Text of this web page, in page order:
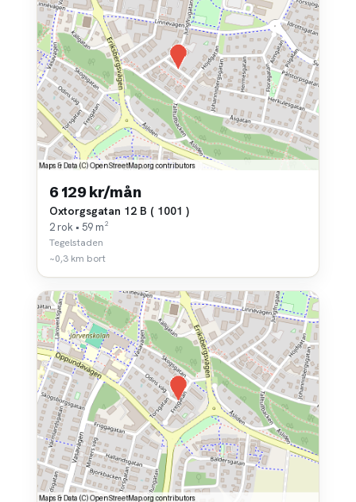
6 129 kr/mån
Oxtorgsgatan 12 B ( 1001 )
2 rok • 59 m²
Tegelstaden
~0,3 km bort